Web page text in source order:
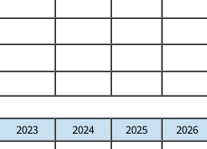
2023 2024 2025
2026